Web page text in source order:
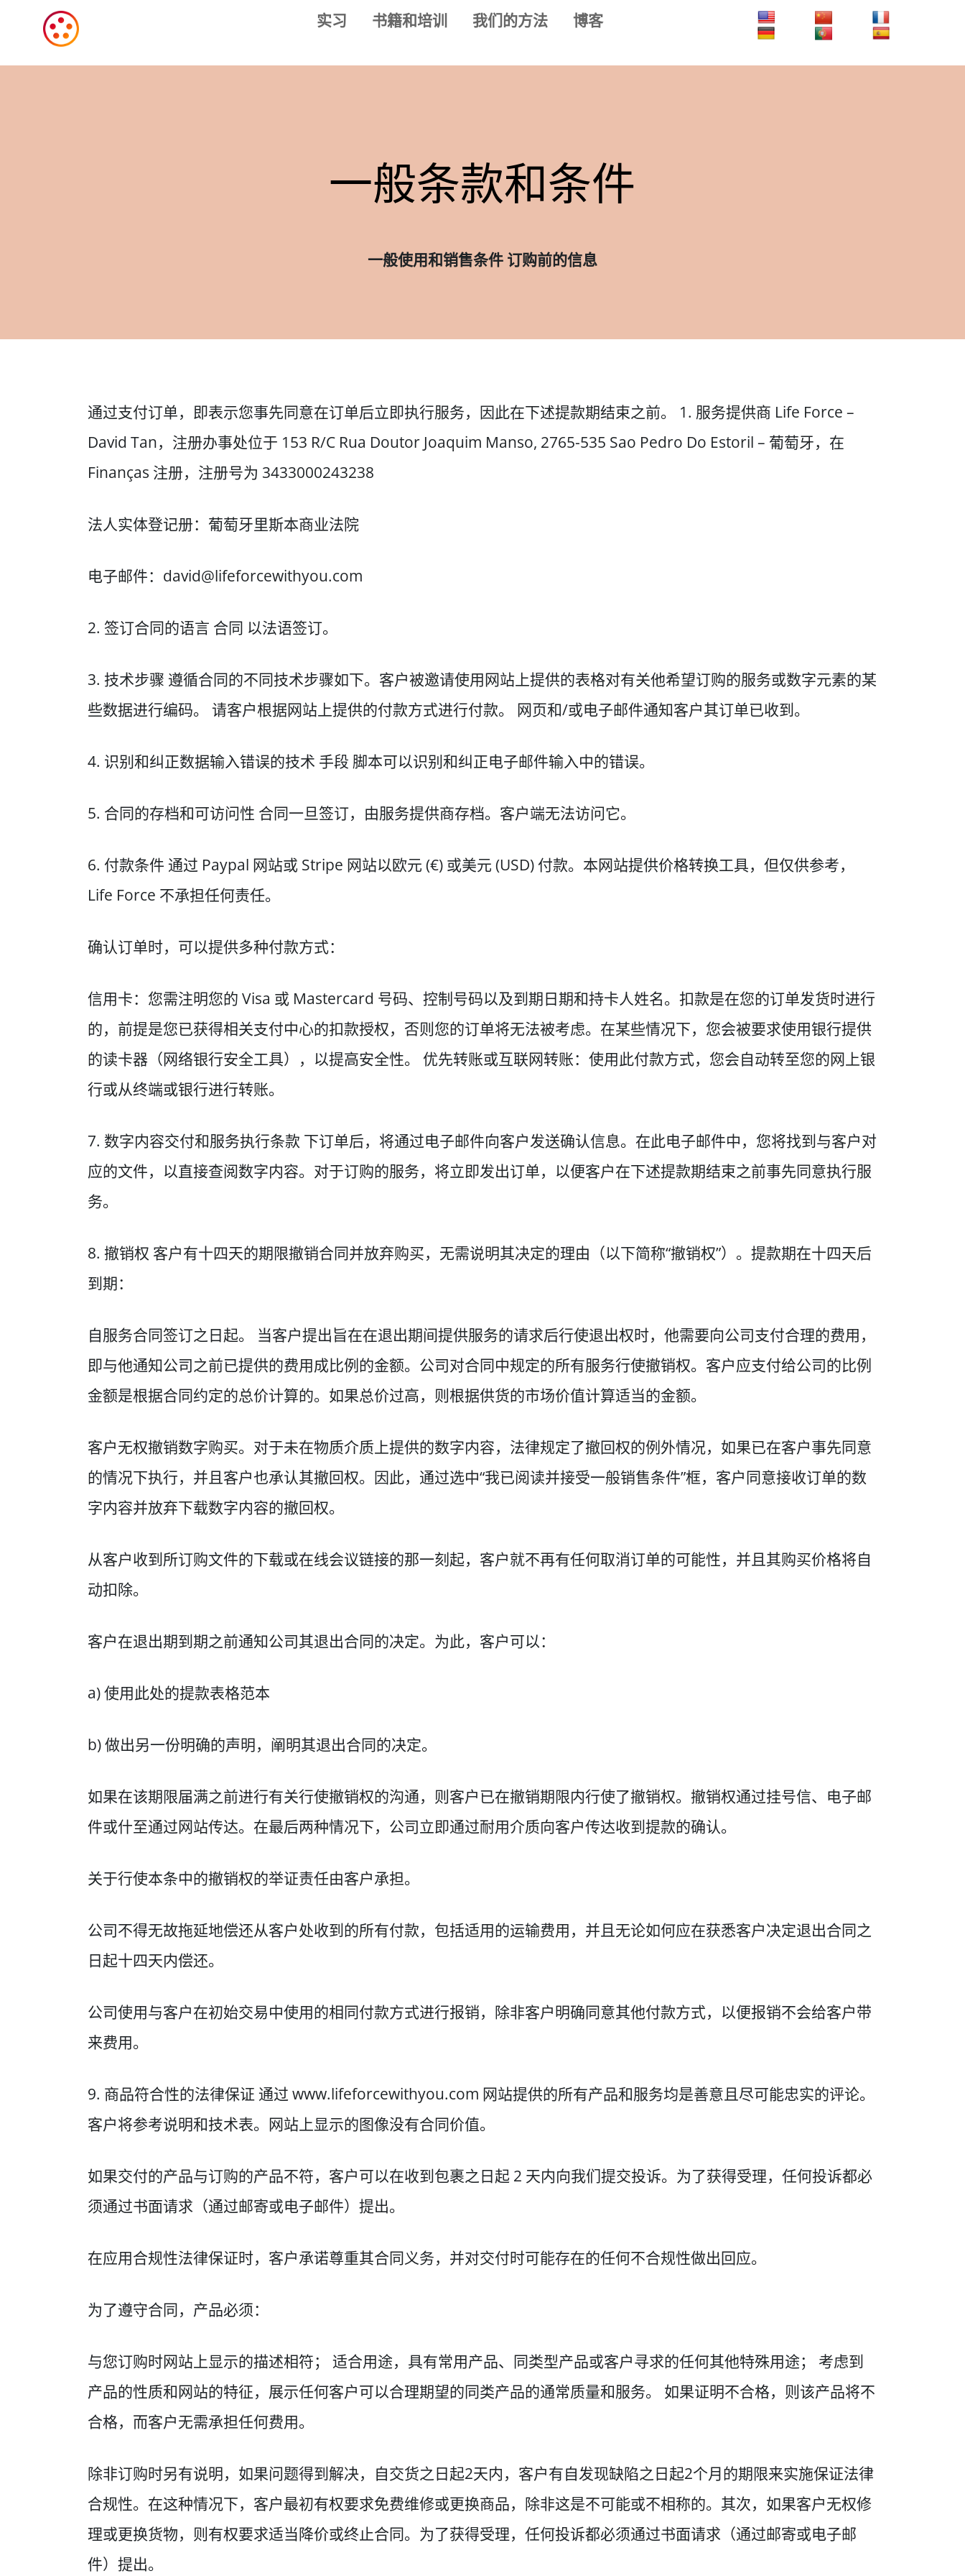
实习 书籍和培训 我们的方法 博客
一般条款和条件
一般使用和销售条件 订购前的信息
通过支付订单，即表示您事先同意在订单后立即执行服务，因此在下述提款期结束之前。 1. 服务提供商 Life Force –
David Tan，注册办事处位于 153 R/C Rua Doutor Joaquim Manso, 2765-535 Sao Pedro Do Estoril – 葡萄牙，在
Finanças 注册，注册号为 3433000243238
法人实体登记册：葡萄牙里斯本商业法院
电子邮件：david@lifeforcewithyou.com
2. 签订合同的语言 合同 以法语签订。
3. 技术步骤 遵循合同的不同技术步骤如下。客户被邀请使用网站上提供的表格对有关他希望订购的服务或数字元素的某
些数据进行编码。 请客户根据网站上提供的付款方式进行付款。 网页和/或电子邮件通知客户其订单已收到。
4. 识别和纠正数据输入错误的技术 手段 脚本可以识别和纠正电子邮件输入中的错误。
5. 合同的存档和可访问性 合同一旦签订，由服务提供商存档。客户端无法访问它。
6. 付款条件 通过 Paypal 网站或 Stripe 网站以欧元 (€) 或美元 (USD) 付款。本网站提供价格转换工具，但仅供参考，
Life Force 不承担任何责任。
确认订单时，可以提供多种付款方式：
信用卡：您需注明您的 Visa 或 Mastercard 号码、控制号码以及到期日期和持卡人姓名。扣款是在您的订单发货时进行
的，前提是您已获得相关支付中心的扣款授权，否则您的订单将无法被考虑。在某些情况下，您会被要求使用银行提供
的读卡器（网络银行安全工具），以提高安全性。 优先转账或互联网转账：使用此付款方式，您会自动转至您的网上银
行或从终端或银行进行转账。
7. 数字内容交付和服务执行条款 下订单后，将通过电子邮件向客户发送确认信息。在此电子邮件中，您将找到与客户对
应的文件，以直接查阅数字内容。对于订购的服务，将立即发出订单，以便客户在下述提款期结束之前事先同意执行服
务。
8. 撤销权 客户有十四天的期限撤销合同并放弃购买，无需说明其决定的理由（以下简称“撤销权”）。提款期在十四天后
到期：
自服务合同签订之日起。 当客户提出旨在在退出期间提供服务的请求后行使退出权时，他需要向公司支付合理的费用，
即与他通知公司之前已提供的费用成比例的金额。公司对合同中规定的所有服务行使撤销权。客户应支付给公司的比例
金额是根据合同约定的总价计算的。如果总价过高，则根据供货的市场价值计算适当的金额。
客户无权撤销数字购买。对于未在物质介质上提供的数字内容，法律规定了撤回权的例外情况，如果已在客户事先同意
的情况下执行，并且客户也承认其撤回权。因此，通过选中“我已阅读并接受一般销售条件”框，客户同意接收订单的数
字内容并放弃下载数字内容的撤回权。
从客户收到所订购文件的下载或在线会议链接的那一刻起，客户就不再有任何取消订单的可能性，并且其购买价格将自
动扣除。
客户在退出期到期之前通知公司其退出合同的决定。为此，客户可以：
a) 使用此处的提款表格范本
b) 做出另一份明确的声明，阐明其退出合同的决定。
如果在该期限届满之前进行有关行使撤销权的沟通，则客户已在撤销期限内行使了撤销权。撤销权通过挂号信、电子邮
件或什至通过网站传达。在最后两种情况下，公司立即通过耐用介质向客户传达收到提款的确认。
关于行使本条中的撤销权的举证责任由客户承担。
公司不得无故拖延地偿还从客户处收到的所有付款，包括适用的运输费用，并且无论如何应在获悉客户决定退出合同之
日起十四天内偿还。
公司使用与客户在初始交易中使用的相同付款方式进行报销，除非客户明确同意其他付款方式，以便报销不会给客户带
来费用。
9. 商品符合性的法律保证 通过 www.lifeforcewithyou.com 网站提供的所有产品和服务均是善意且尽可能忠实的评论。
客户将参考说明和技术表。网站上显示的图像没有合同价值。
如果交付的产品与订购的产品不符，客户可以在收到包裹之日起 2 天内向我们提交投诉。为了获得受理，任何投诉都必
须通过书面请求（通过邮寄或电子邮件）提出。
在应用合规性法律保证时，客户承诺尊重其合同义务，并对交付时可能存在的任何不合规性做出回应。
为了遵守合同，产品必须：
与您订购时网站上显示的描述相符； 适合用途，具有常用产品、同类型产品或客户寻求的任何其他特殊用途； 考虑到
产品的性质和网站的特征，展示任何客户可以合理期望的同类产品的通常质量和服务。 如果证明不合格，则该产品将不
合格，而客户无需承担任何费用。
除非订购时另有说明，如果问题得到解决，自交货之日起2天内，客户有自发现缺陷之日起2个月的期限来实施保证法律
合规性。在这种情况下，客户最初有权要求免费维修或更换商品，除非这是不可能或不相称的。其次，如果客户无权修
理或更换货物，则有权要求适当降价或终止合同。为了获得受理，任何投诉都必须通过书面请求（通过邮寄或电子邮
件）提出。